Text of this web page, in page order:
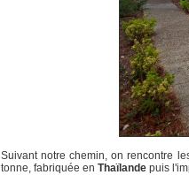
Suivant notre chemin, on rencontre
tonne, fabriquée en Thaïlande puis